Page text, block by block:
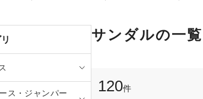
ス・ジャンパー
サンダルの一覧
120件